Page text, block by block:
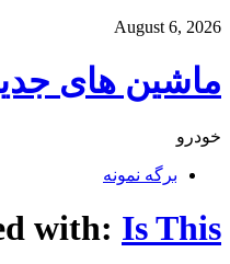
August 6, 2026
ماشین های
خودرو
برگه نمونه
with: Is This